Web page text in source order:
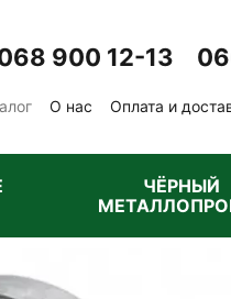
900 12-13
О нас Оплата и
ЧЁРНЫЙ